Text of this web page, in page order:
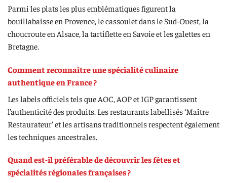
Parmi les plats les plus emblématiques figurent la
bouillabaisse en Provence, le cassoulet dans le Sud-Ouest, la
choucroute en Alsace, la tartiflette en Savoie et les galettes en
Bretagne.
Comment reconnaître une spécialité culinaire
authentique en France ?
Les labels officiels tels que AOC, AOP et IGP garantissent
l’authenticité des produits. Les restaurants labellisés ‘Maître
Restaurateur’ et les artisans traditionnels respectent également
les techniques ancestrales.
Quand est-il préférable de découvrir les fêtes et
spécialités régionales françaises ?